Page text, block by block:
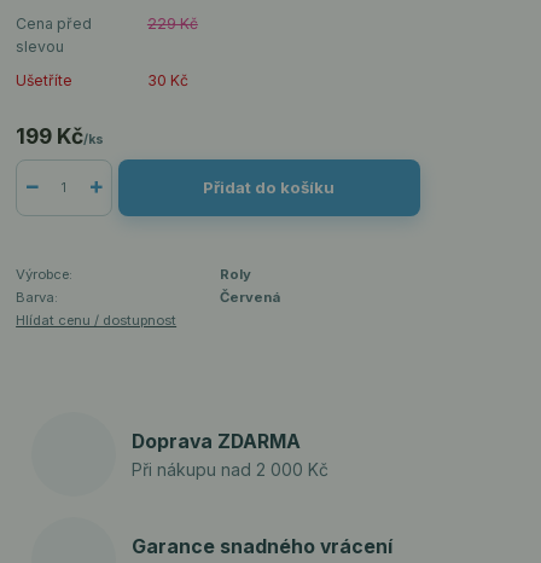
Cena před
slevou
229 Kč
Ušetříte 30 Kč
199 Kč/ks
Přidat do košíku
Výrobce:
Roly
Barva:
Červená
Hlídat cenu / dostupnost
Doprava ZDARMA
Při nákupu nad 2 000 Kč
Garance snadného vrácení